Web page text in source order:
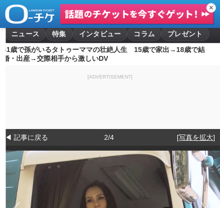
✕
ニュース 特集 インタビュー コラム
プレゼント
41歳で孫がいるタトゥーママの壮絶人生 15歳で家出→18歳で結
婚・出産→交際相手から激しいDV
[ADVERTISEMENT]
◀ 記事に戻る 2/4 [写真を拡大]